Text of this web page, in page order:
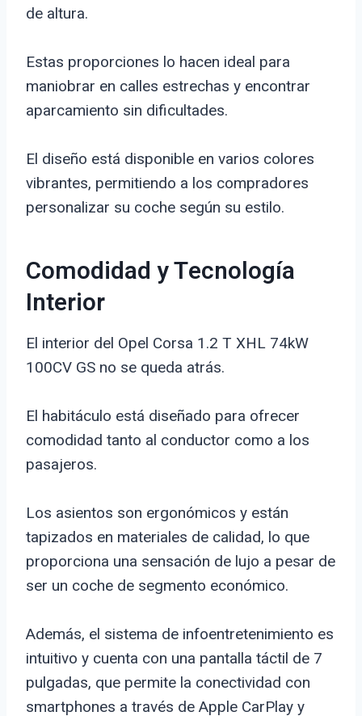
de altura.
Estas proporciones lo hacen ideal para
maniobrar en calles estrechas y encontrar
aparcamiento sin dificultades.
El diseño está disponible en varios colores
vibrantes, permitiendo a los compradores
personalizar su coche según su estilo.
Comodidad y Tecnología
Interior
El interior del Opel Corsa 1.2 T XHL 74kW
100CV GS no se queda atrás.
El habitáculo está diseñado para ofrecer
comodidad tanto al conductor como a los
pasajeros.
Los asientos son ergonómicos y están
tapizados en materiales de calidad, lo que
proporciona una sensación de lujo a pesar de
ser un coche de segmento económico.
Además, el sistema de infoentretenimiento es
intuitivo y cuenta con una pantalla táctil de 7
pulgadas, que permite la conectividad con
smartphones a través de Apple CarPlay y